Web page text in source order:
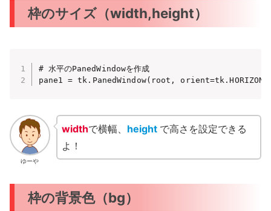
枠のサイズ（width,height）
# 水平のPanedWindowを作成
pane1 = tk.PanedWindow(root,
ゆーや
widthで横幅、 height で高さを設定できる
よ！
枠の背景色（bg）